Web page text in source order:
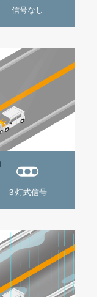
信号なし
３灯式信号